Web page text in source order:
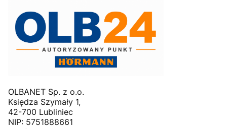
OLBANET Sp. z o.o.
Księdza Szymały 1,
42-700 Lubliniec
NIP: 5751888661